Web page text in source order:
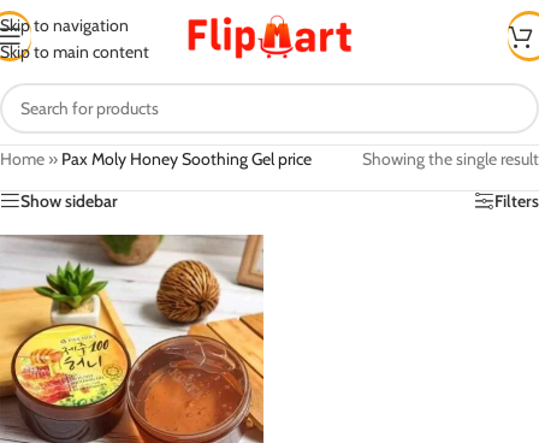
Skip to navigation
Skip to main content
Home » Pax Moly Honey Soothing Gel price
Showing the single result
Show sidebar
Filters